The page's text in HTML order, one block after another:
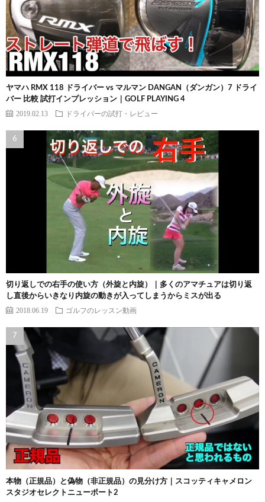
ヤマハ RMX 118 ドライバー vs マルマン DANGAN（ダンガン）7 ドライ
バー 比較 試打インプレッション｜GOLF PLAYING 4
2019.02.13 ドライバーの試打・レビュー
切り返しでの右手の使い方（外旋と内旋）｜多くのアマチュアは切り返
し直後からいきなり内旋の動きが入ってしまうからミスが出る
2018.06.19 ゴルフのレッスン動画
本物（正規品）と偽物（非正規品）の見分け方｜スコッティキャメロン
スタジオセレクトニューポート2